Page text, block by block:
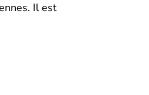
Il est